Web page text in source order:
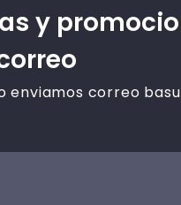
y
enviamos correo